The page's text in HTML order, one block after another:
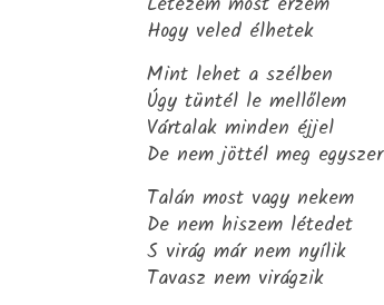
Hogy veled élhetek
Mint lehet a szélben
Úgy tüntél le mellőlem
Vártalak minden éjjel
De nem jöttél meg egyszer
Talán most vagy nekem
De nem hiszem létedet
S virág már nem nyílik
Tavasz nem virágzik